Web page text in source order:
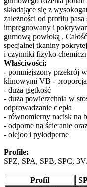
składające się z
zależności od profilu
impregnowany i
gumową powłoką .
specjalnej tkaniny
i czynniki fizyko-
Właściwości:
- pomniejszony przekrój
klinowymi VB - proporcja
- duża giętkość
- duża powierzchnia w
odprowadzanie ciepła
- równomierny nacisk na
- odporne na ścieranie
- olejoo i pyłodporne
Profile:
SPZ, SPA, SPB, SPC,
Profil